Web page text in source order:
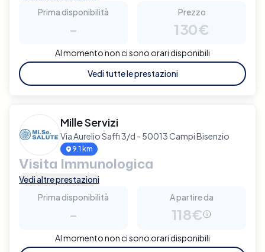
Prima disponibilità
-
Prezzo
130€
Al momento non ci sono orari disponibili
Vedi tutte le prestazioni
Mille Servizi
Via Aurelio Saffi 3/d - 50013 Campi Bisenzio
9.1 km
Visita Immunologica
Vedi altre prestazioni
Prima disponibilità
-
A partire da
118€
Al momento non ci sono orari disponibili